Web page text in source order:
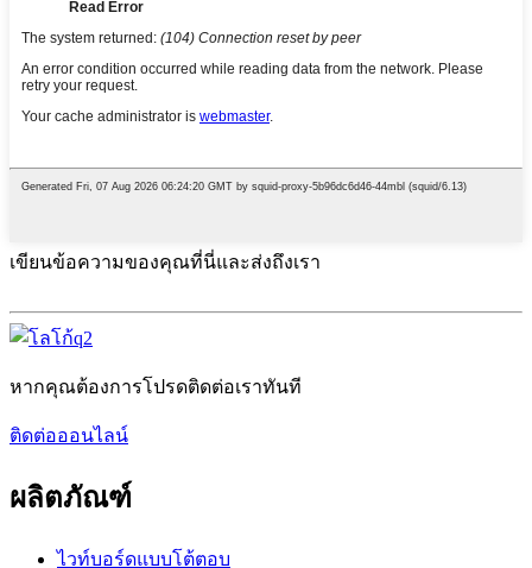
เขียนข้อความของคุณที่นี่และส่งถึงเรา
หากคุณต้องการโปรดติดต่อเราทันที
ติดต่อออนไลน์
ผลิตภัณฑ์
ไวท์บอร์ดแบบโต้ตอบ